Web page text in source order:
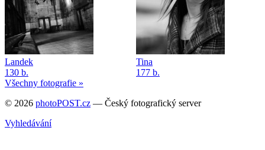
Landek
130 b.
Tina
177 b.
Všechny fotografie »
© 2026 photoPOST.cz — Český fotografický server
Vyhledávání